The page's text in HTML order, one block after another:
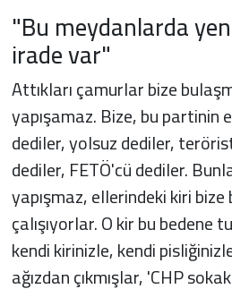
"Bu meydanlarda
irade var"
Attıkları çamurlar bize
yapışamaz. Bize, bu partinin
dediler, yolsuz dediler,
dediler, FETÖ'cü dediler.
yapışmaz, ellerindeki kiri
çalışıyorlar. O kir bu bedene
kendi kirinizle, kendi
ağızdan çıkmışlar, 'CHP